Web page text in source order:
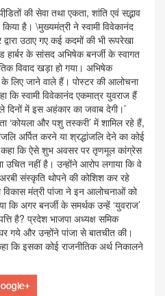
की सेवा तथा एकता, शांति एवं सद्भाव
है। \मुख्यमंत्री ने स्वामी विवेकानंद
उठाए गए कई कदमों की भी रूपरेखा
के सांसद अभिषेक बनर्जी के स्वागत
विवाद खड़ा हो गया। अभिषेक
के लिए जाने वाले हैं। पोस्टर की आलोचना
कि स्वामी विवेकानंद एकमात्र युवराज हैं
में इस अहंकार का जवाब देगी।’
‘कोयला और पशु तस्करी’ में शामिल रहे हैं,
अर्पित करने या श्रद्धांजलि देने का कोई
कहा कि ऐसे शुभ अवसर पर तृणमूल कांग्रेस
नहीं है। उन्होंने आरोप लगाया कि वे
संस्कृति थोपने की कोशिश कर रहे
विकास मंत्री पांजा ने इन आलोचनाओं को
कि अगर बनर्जी के समर्थक उन्हें ‘युवराज’
है? प्रदेश भाजपा अध्यक्ष समिक
गये और उन्होंने पांजा से बातचीत की।
कि इसका कोई राजनीतिक अर्थ निकालने